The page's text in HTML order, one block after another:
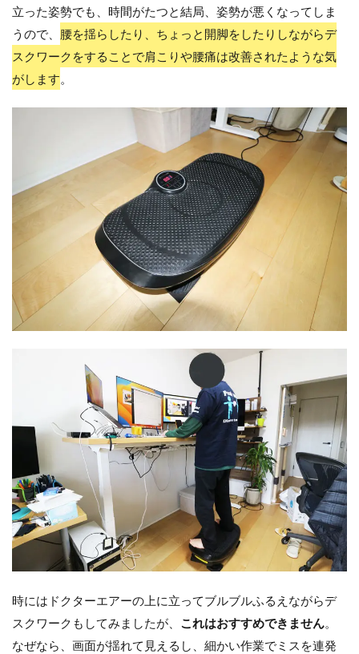
立った姿勢でも、時間がたつと結局、姿勢が悪くなってしま
うので、 腰を揺らしたり、ちょっと開脚をしたりしながらデ
スクワークをすることで肩こりや腰痛は改善されたような気
がします。
時にはドクターエアーの上に立ってブルブルふるえながらデ
スクワークもしてみましたが、 これはおすすめできません。
なぜなら、画面が揺れて見えるし、細かい作業でミスを連発